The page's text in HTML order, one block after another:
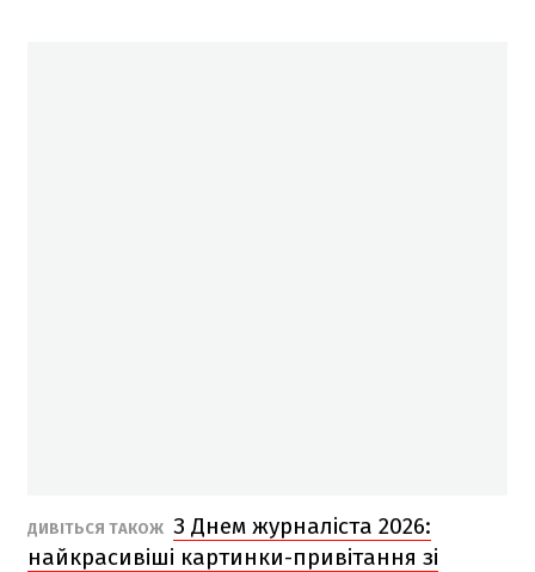
ДИВІТЬСЯ ТАКОЖ З Днем журналіста 2026:
найкрасивіші картинки-привітання зі